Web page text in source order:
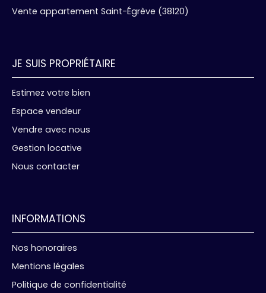
Vente appartement Saint-Égrève (38120)
JE SUIS PROPRIÉTAIRE
Estimez votre bien
Espace vendeur
Vendre avec nous
Gestion locative
Nous contacter
INFORMATIONS
Nos honoraires
Mentions légales
Politique de confidentialité